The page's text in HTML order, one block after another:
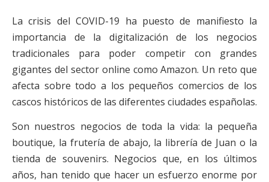
La crisis del COVID-19 ha puesto de manifiesto la
importancia de la digitalización de los negocios
tradicionales para poder competir con grandes
gigantes del sector online como Amazon. Un reto que
afecta sobre todo a los pequeños comercios de los
cascos históricos de las diferentes ciudades españolas.
Son nuestros negocios de toda la vida: la pequeña
boutique, la frutería de abajo, la librería de Juan o la
tienda de souvenirs. Negocios que, en los últimos
años, han tenido que hacer un esfuerzo enorme por